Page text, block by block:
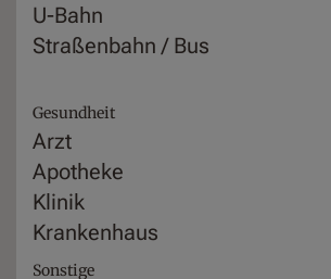
U-Bahn
Straßenbahn / Bus
Gesundheit
Arzt
Apotheke
Klinik
Krankenhaus
Sonstige